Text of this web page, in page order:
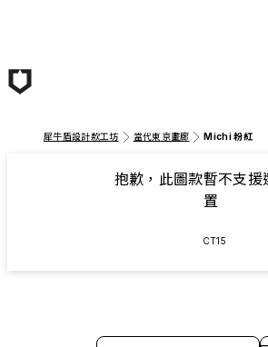
犀牛盾設計款工坊 當代東京畫廊 Michi 粉紅
抱歉，此圖款暫不支援
置
CT15